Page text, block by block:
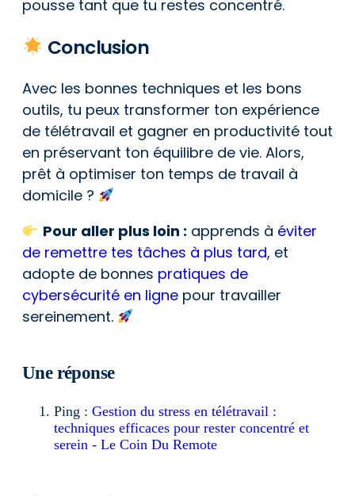
pousse tant que tu restes concentré.
Conclusion
Avec les bonnes techniques et les bons
outils, tu peux transformer ton expérience
de télétravail et gagner en productivité tout
en préservant ton équilibre de vie. Alors,
prêt à optimiser ton temps de travail à
domicile ?
Pour aller plus loin : apprends à éviter
de remettre tes tâches à plus tard, et
adopte de bonnes pratiques de
cybersécurité en ligne pour travailler
sereinement.
Une réponse
Ping : Gestion du stress en télétravail :
techniques efficaces pour rester concentré et
serein - Le Coin Du Remote